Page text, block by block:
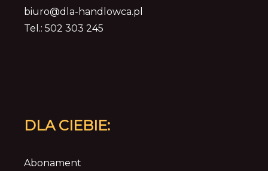
biuro@dla-handlowca.pl
Tel.: 502 303 245
DLA CIEBIE:
Abonament